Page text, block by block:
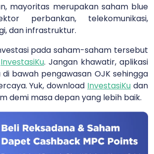
mayoritas merupakan saham blue
perbankan, telekomunikasi,
dan infrastruktur.
pada saham-saham tersebut
InvestasiKu. Jangan khawatir, aplikasi
bawah pengawasan OJK sehingga
Yuk, download InvestasiKu dan
demi masa depan yang lebih baik.